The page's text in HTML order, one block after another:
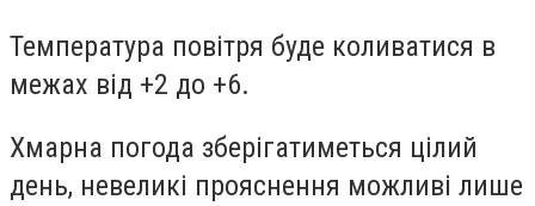
Температура повітря буде коливатися в
межах від +2 до +6.
Хмарна погода зберігатиметься цілий
день, невеликі прояснення можливі лише